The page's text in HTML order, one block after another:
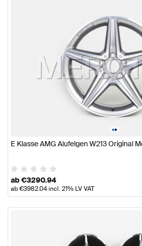
••
E Klasse AMG Alufelgen W213 Original
ab€3290.94
ab€3982.04incl. 21% LV VAT